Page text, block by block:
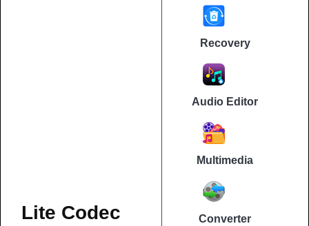
Lite Codec
Recovery
Audio Editor
Multimedia
Converter